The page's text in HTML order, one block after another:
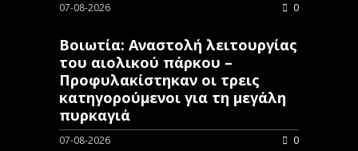
07-08-2026 0
Βοιωτία: Αναστολή λειτουργίας
του αιολικού πάρκου –
Προφυλακίστηκαν οι τρεις
κατηγορούμενοι για τη μεγάλη
πυρκαγιά
07-08-2026 0